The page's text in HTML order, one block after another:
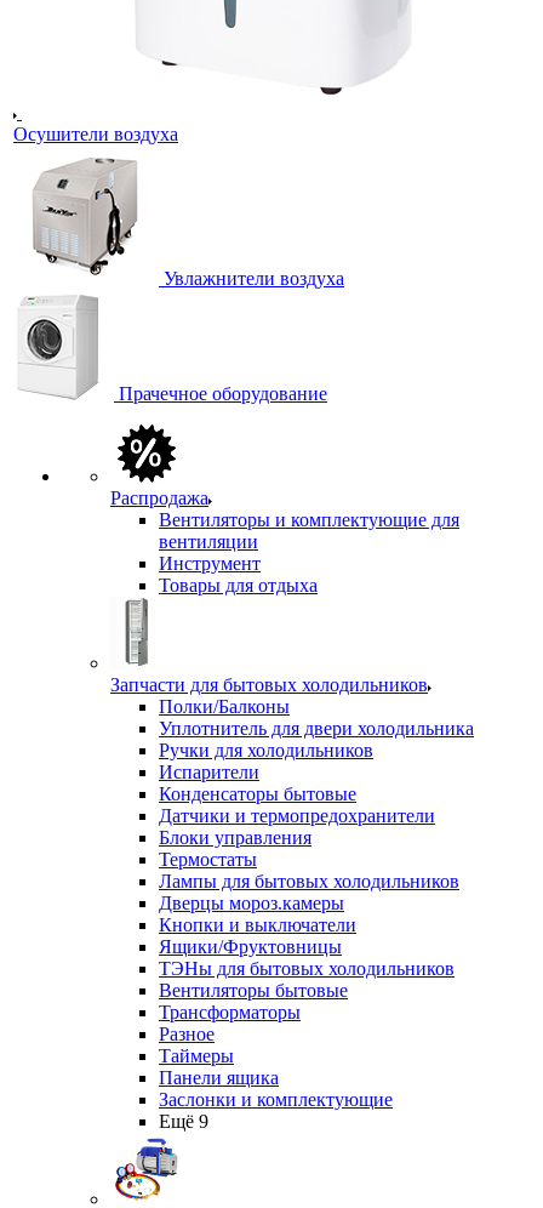
Осушители воздуха
Увлажнители воздуха
Прачечное оборудование
Распродажа
Вентиляторы и комплектующие для
вентиляции
Инструмент
Товары для отдыха
Запчасти для бытовых холодильников
Полки/Балконы
Уплотнитель для двери холодильника
Ручки для холодильников
Испарители
Конденсаторы бытовые
Датчики и термопредохранители
Блоки управления
Термостаты
Лампы для бытовых холодильников
Дверцы мороз.камеры
Кнопки и выключатели
Ящики/Фруктовницы
ТЭНы для бытовых холодильников
Вентиляторы бытовые
Трансформаторы
Разное
Таймеры
Панели ящика
Заслонки и комплектующие
Ещё 9